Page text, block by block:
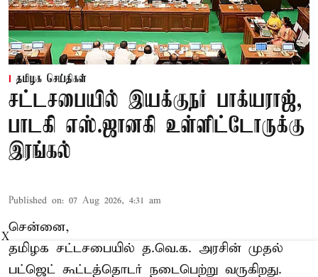
தமிழக செய்திகள்
சட்டசபையில் இயக்குநர் பாக்யராஜ்,
பாடகி எஸ்.ஜானகி உள்ளிட்டோருக்கு
இரங்கல்
Published on: 07 Aug 2026, 4:31 am
சென்னை,
தமிழக சட்டசபையில் த.வெ.க. அரசின் முதல்
பட்ஜெட் கூட்டத்தொடர் நடைபெற்று வருகிறது.
X